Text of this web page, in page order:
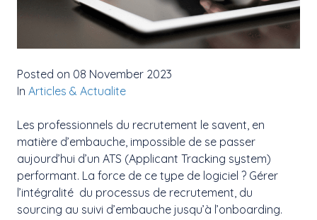
Posted on 08 November 2023
In Articles & Actualite
Les professionnels du recrutement le savent, en
matière d’embauche, impossible de se passer
aujourd’hui d’un ATS (Applicant Tracking system)
performant. La force de ce type de logiciel ? Gérer
l’intégralité du processus de recrutement, du
sourcing au suivi d’embauche jusqu’à l’onboarding.